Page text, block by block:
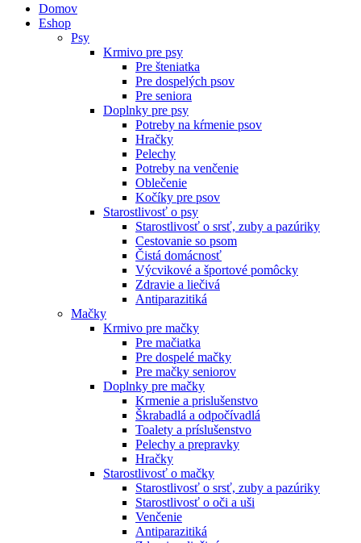
Domov
Eshop
Psy
Krmivo pre psy
Pre šteniatka
Pre dospelých psov
Pre seniora
Doplnky pre psy
Potreby na kŕmenie psov
Hračky
Pelechy
Potreby na venčenie
Oblečenie
Kočíky pre psov
Starostlivosť o psy
Starostlivosť o srsť, zuby a pazúriky
Cestovanie so psom
Čistá domácnosť
Výcvikové a športové pomôcky
Zdravie a liečivá
Antiparazitiká
Mačky
Krmivo pre mačky
Pre mačiatka
Pre dospelé mačky
Pre mačky seniorov
Doplnky pre mačky
Krmenie a prislušenstvo
Škrabadlá a odpočívadlá
Toalety а príslušenstvo
Pelechy a prepravky
Hračky
Starostlivosť o mačky
Starostlivosť o srsť, zuby a pazúriky
Starostlivosť o oči a uši
Venčenie
Antiparazitiká